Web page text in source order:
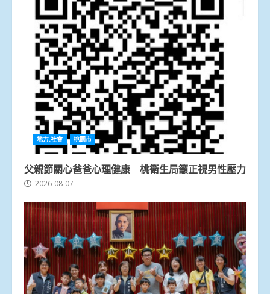
地方.社會 桃園市
父親節關心爸爸心理健康 桃衛生局籲正視男性壓力
2026-08-07